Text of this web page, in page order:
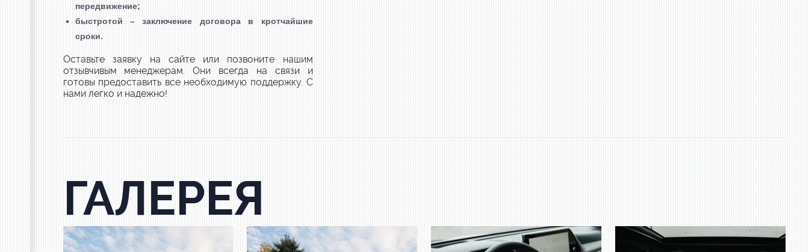
передвижение;
быстротой – заключение договорав кротчайшие
сроки.
Оставьте заявку на сайте или позвоните нашим
отзывчивым менеджерам. Они всегда на связи и
готовы предоставить все необходимую поддержку. С
нами легко и надежно!
ГАЛЕРЕЯ